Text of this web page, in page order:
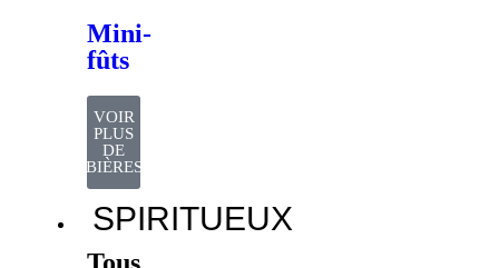
Mini-
fûts
VOIR
PLUS
DE
BIÈRES
SPIRITUEUX